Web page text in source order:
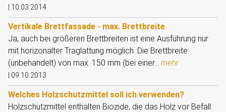
10.03.2014
Vertikale Brettfassade - max. Brettbreite
Ja, auch bei größeren Brettbreiten ist eine Ausführung nur
mit horizonalter Traglattung möglich. Die Brettbreite
(unbehandelt) von max. 150 mm (bei einer... mehr
09.10.2013
Welches Holzschutzmittel soll ich verwenden?
Holzschutzmittel enthalten Biozide, die das Holz vor Befall